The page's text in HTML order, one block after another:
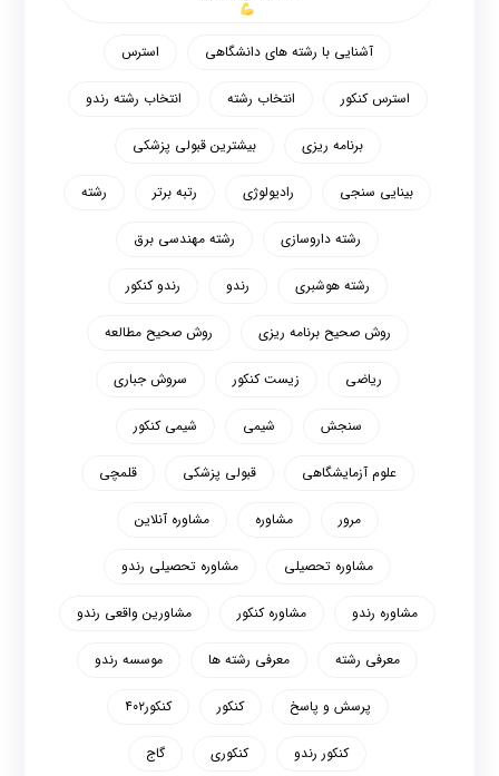
آشنایی با رشته های دانشگاهی استرس
استرس کنکور انتخاب رشته انتخاب رشته رندو
برنامه ریزی بیشترین قبولی پزشکی
بینایی سنجی رادیولوژی رتبه برتر رشته
رشته داروسازی رشته مهندسی برق
رشته هوشبری رندو رندو کنکور
روش صحیح برنامه ریزی روش صحیح مطالعه
ریاضی زیست کنکور سروش جباری
سنجش شیمی شیمی کنکور
علوم آزمایشگاهی قبولی پزشکی قلمچی
مرور مشاوره مشاوره آنلاین
مشاوره تحصیلی مشاوره تحصیلی رندو
مشاوره رندو مشاوره کنکور مشاورین واقعی رندو
معرفی رشته معرفی رشته ها موسسه رندو
پرسش و پاسخ کنکور کنکور۴۰۲
کنکور رندو کنکوری گاج